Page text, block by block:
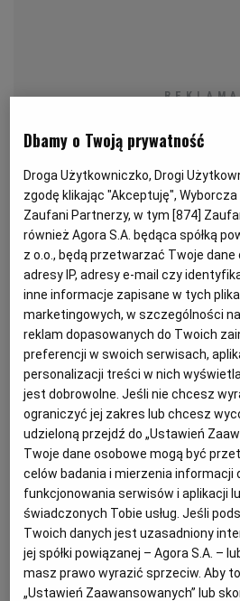
KUCHNIA
KUCHNIA
KALISZ
KIELCE
KRAKÓW
LUBLIN
ŁÓDŹ
OLSZTYN
OPOLE
KSIĄŻKI. MAGAZYN
NASZA
SŁÓWKA.
ARCHIWUM
INNE
GAZETA.PL
TOK FM
DZIECKO
ZDROWIE
Dla 4 osób
Czas: przygotowanie 20 minut,
minut, podpiekanie i pieczenie
Tarta z młodymi
składniki:
Na ciasto:
200 g mąki pszennej
Dbamy o Twoją prywatność
Droga Użytkowniczko, Drogi
zgodę klikając "Akceptuję", Wyborcza
Zaufani Partnerzy, w tym [874]
również Agora S.A. będąca spółką
z o.o., będą przetwarzać Twoje
adresy IP, adresy e-mail czy
inne informacje zapisane w tych
marketingowych, w szczególności
reklam dopasowanych do Twoich
preferencji w swoich serwisach,
personalizacji treści w nich
jest dobrowolne. Jeśli nie chcesz
ograniczyć jej zakres lub chcesz
udzieloną przejdź do „Ustawień
Twoje dane osobowe mogą być
celów badania i mierzenia informacji
funkcjonowania serwisów i aplikacji
świadczonych Tobie usług. Jeśli
Twoich danych jest uzasadniony
jej spółki powiązanej – Agora S.A. –
masz prawo wyrazić sprzeciw. Aby
„Ustawień Zaawansowanych” lub